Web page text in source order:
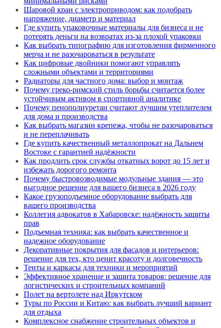
Шаровой кран с электроприводом: как подобрать
напряжение, диаметр и материал
Где купить упаковочные материалы для бизнеса и не
потерять деньги на возвратах из-за плохой упаковки
Как выбрать типографию для изготовления фирменного
мерча и не разочароваться в результате
Как цифровые двойники помогают управлять
сложными объектами и территориями
Радиаторы для частного дома: выбор и монтаж
Почему греко-римский стиль борьбы считается более
устойчивым активом в спортивной аналитике
Почему пенополиуретан считают лучшим утеплителем
для дома и производства
Как выбрать магазин крепежа, чтобы не разочароваться
и не переплачивать
Где купить качественный металлопрокат на Дальнем
Востоке с гарантией надёжности
Как продлить срок службы откатных ворот до 15 лет и
избежать дорогого ремонта
Почему быстровозводимые модульные здания — это
выгодное решение для вашего бизнеса в 2026 году
Какое грузоподъемное оборудование выбрать для
вашего производства
Коллегия адвокатов в Хабаровске: надёжность защиты
прав
Подъемная техника: как выбрать качественное и
надежное оборудование
Декоративные покрытия для фасадов и интерьеров:
решение для тех, кто ценит красоту и долговечность
Тенты и каркасы для техники и мероприятий
Эффективное хранение и защита товаров: решение для
логистических и строительных компаний
Полет на вертолете над Иркутском
Туры по России и Китаю: как выбрать лучший вариант
для отдыха
Комплексное снабжение строительных объектов и